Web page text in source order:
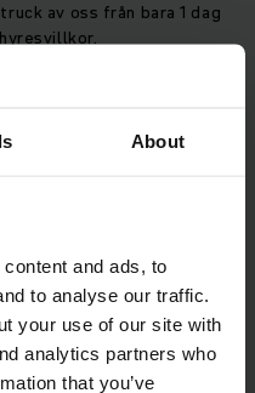
About
and ads, to
to analyse our traffic.
your use of our site with
analytics partners who
that you’ve
av oss från bara 1 dag
truck du vill